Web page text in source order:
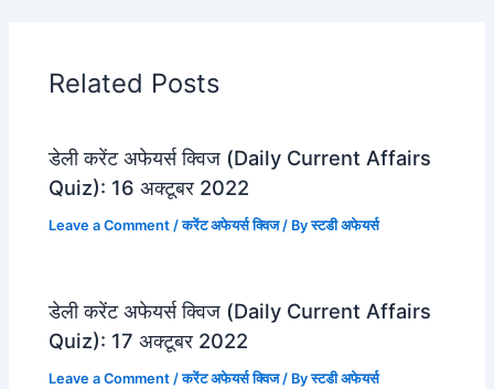
Related Posts
डेली करेंट अफेयर्स क्विज (Daily Current Affairs
Quiz): 16 अक्टूबर 2022
Leave a Comment /करेंट अफेयर्स क्विज/ Byस्टडी अफेयर्स
डेली करेंट अफेयर्स क्विज (Daily Current Affairs
Quiz): 17 अक्टूबर 2022
Leave a Comment /करेंट अफेयर्स क्विज/ Byस्टडी अफेयर्स